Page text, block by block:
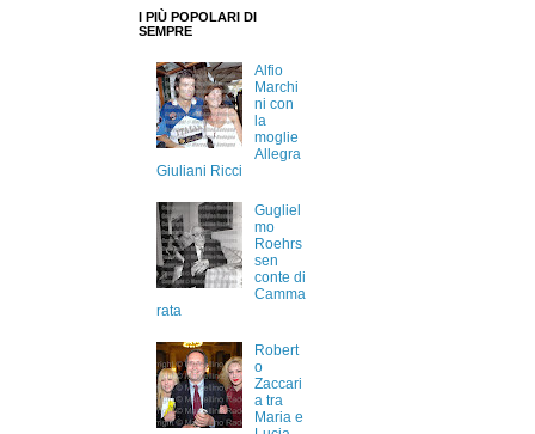
I PIÙ POPOLARI DI
SEMPRE
Alfio
Marchi
ni con
la
moglie
Allegra
Giuliani Ricci
Gugliel
mo
Roehrs
sen
conte di
Camma
rata
Robert
o
Zaccari
a tra
Maria e